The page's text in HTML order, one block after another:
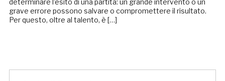
determinare l’esito di una partita: un grande intervento o un
grave errore possono salvare o compromettere il risultato.
Per questo, oltre al talento, è […]